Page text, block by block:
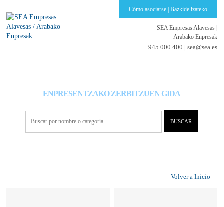
Cómo asociarse | Bazkide izateko
SEA Empresas Alavesas
Arabako Enpresak
945 000 400 | sea@sea.es
ENPRESENTZAKO ZERBITZUEN GIDA
Volver a Inicio